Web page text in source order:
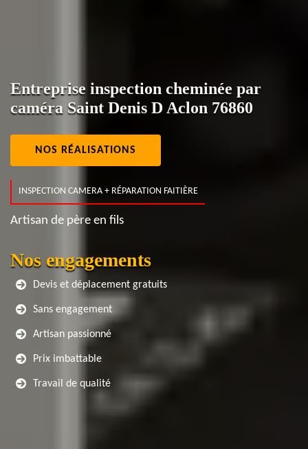
Entreprise inspection cheminée par
caméra Saint Denis D Aclon 76860
NOS RÉALISATIONS
INSPECTION CAMERA + RÉPARATION FAITIÈRE
Artisan de père en fils
Nos engagements
Devis et déplacement gratuits
Sans engagement
Artisan passionné
Prix imbattable
Travail de qualité